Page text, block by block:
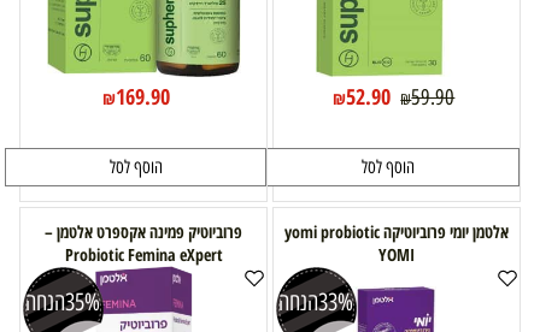
₪59.90
₪52.90
הוסף לסל
₪169.90
הוסף לסל
אלטמן יומי פרוביוטיקה yomi probiotic
YOMI
33%הנחה
פרוביוטיק פמינה אקספרט אלטמן –
Probiotic Femina eXpert
35%הנחה